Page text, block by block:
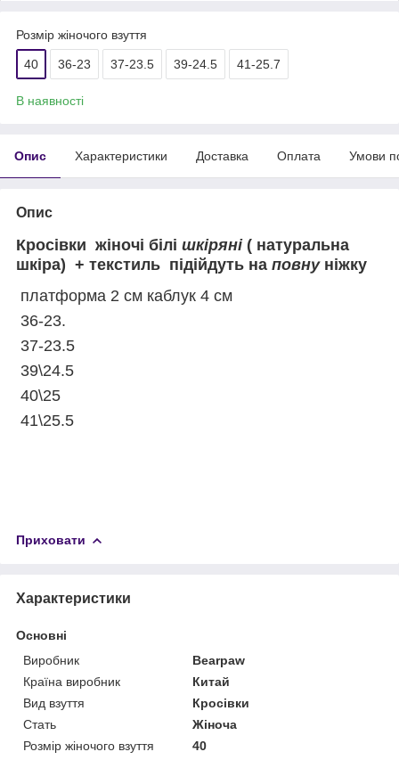
Розмір жіночого взуття
40 36-23 37-23.5 39-24.5 41-25.7
В наявності
Опис Характеристики Доставка Оплата Умови
Опис
Кросівки жіночі білі шкіряні ( натуральна
шкіра) + текстиль підійдуть на повнуніжку
платформа 2 см каблук 4 см
36-23.
37-23.5
39\24.5
40\25
41\25.5
Приховати
Характеристики
Основні
Виробник
Bearpaw
Країна виробник
Китай
Вид взуття
Кросівки
Стать
Жіноча
Розмір жіночого взуття
40